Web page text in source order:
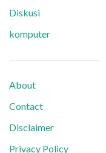
Diskusi
komputer
About
Contact
Disclaimer
Privacy Policy